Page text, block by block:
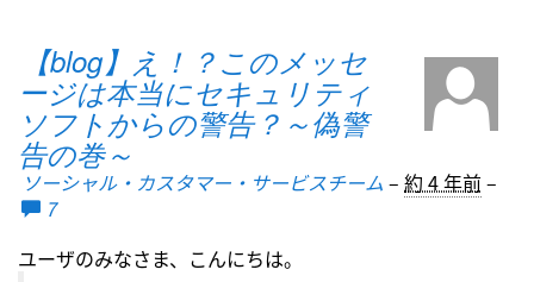
【blog】え！？このメッセ
ージは本当にセキュリティ
ソフトからの警告？～偽警
告の巻～
ソーシャル・カスタマー・サービスチーム – 約 4 年前–
7
ユーザのみなさま、こんにちは。